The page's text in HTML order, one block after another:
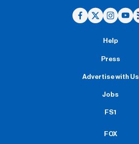
Help
Press
Advertise with Us
Jobs
FS1
FOX